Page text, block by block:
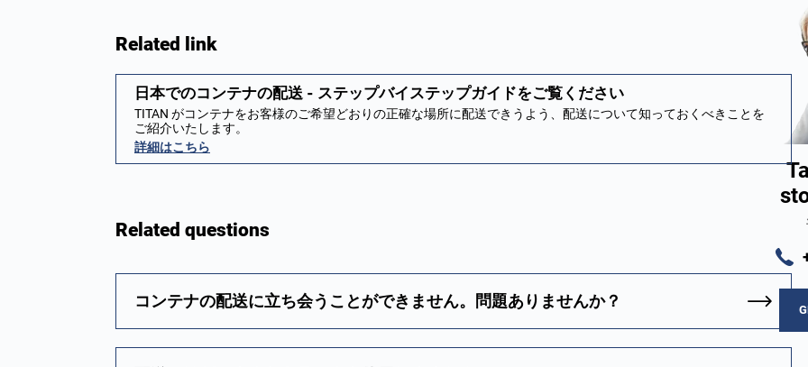
Related link
日本でのコンテナの配送 - ステップバイステップガイドをご覧ください
TITAN がコンテナをお客様のご希望どおりの正確な場所に配送できうよう、配送について知っておくべきことを
ご紹介いたします。
詳細はこちら
Related questions
コンテナの配送に立ち会うことができません。問題ありませんか？